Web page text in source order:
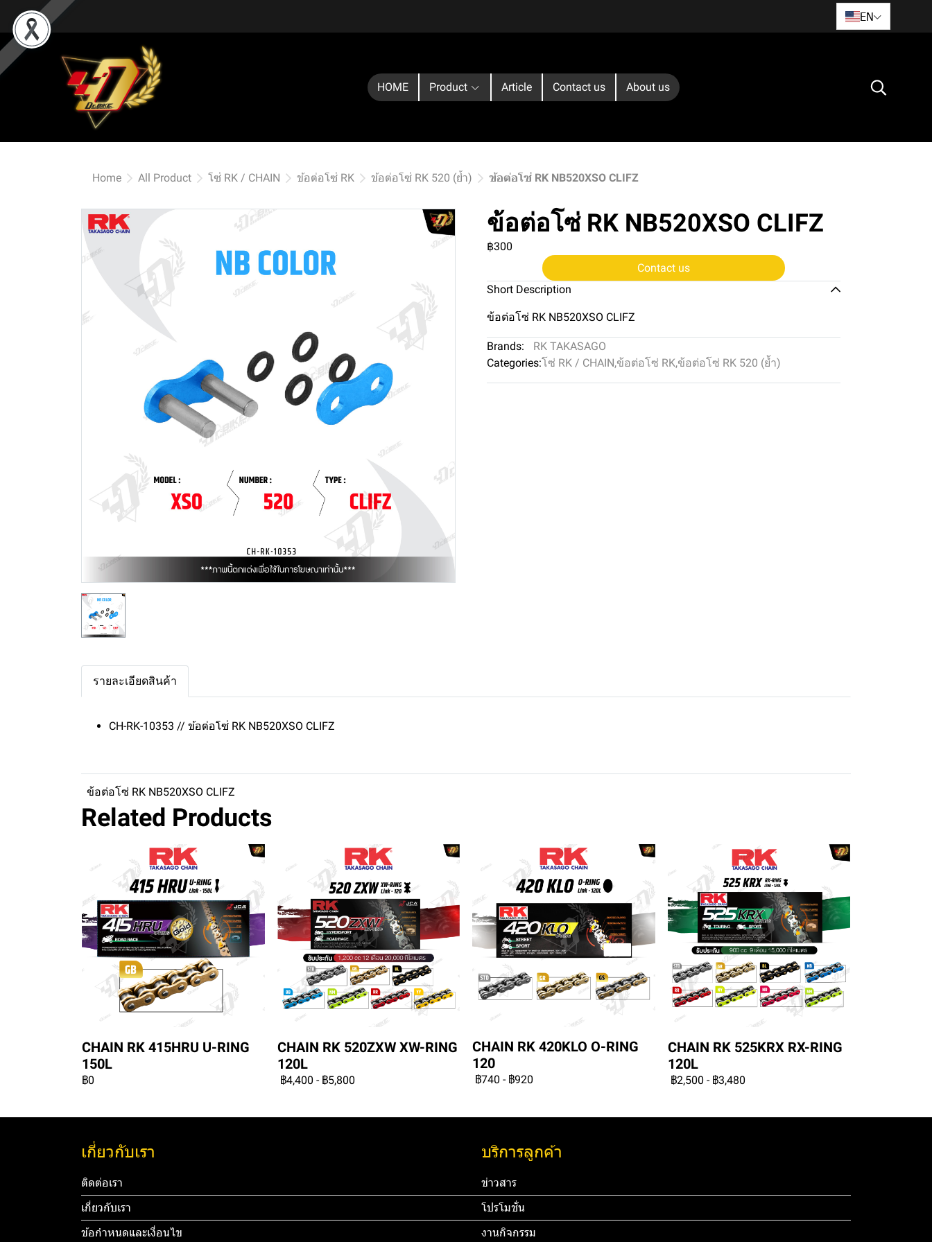
EN
HOME Product Article Contact us About us
Home All Product โซ่ RK / CHAIN ข้อต่อโซ่ RK ข้อต่อโซ่ RK 520 (ย้ำ) ข้อต่อโซ่ RK NB520XSO CLIFZ
ข้อต่อโซ่ RK NB520XSO CLIFZ
฿300
Contact us
Short Description
ข้อต่อโซ่ RK NB520XSO CLIFZ
Brands:
RK TAKASAGO
Categories:โซ่ RK / CHAIN,ข้อต่อโซ่ RK,ข้อต่อโซ่ RK 520 (ย้ำ)
รายละเอียดสินค้า
CH-RK-10353 // ข้อต่อโซ่ RK NB520XSO CLIFZ
ข้อต่อโซ่ RK NB520XSO CLIFZ
Related Products
CHAIN RK 415HRU U-RING
150L
฿0
CHAIN RK 520ZXW XW-RING
120L
฿4,400 - ฿5,800
CHAIN RK 420KLO O-RING
120
฿740 - ฿920
CHAIN RK 525KRX RX-RING
120L
฿2,500 - ฿3,480
เกี่ยวกับเรา
ติดต่อเรา
เกี่ยวกับเรา
ข้อกำหนดและเงื่อนไข
บริการลูกค้า
ข่าวสาร
โปรโมชั่น
งานกิจกรรม